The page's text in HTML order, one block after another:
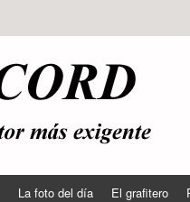
La foto del día El grafitero